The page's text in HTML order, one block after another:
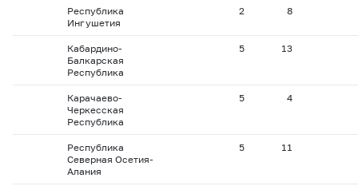
Республика
Ингушетия
2 8
Кабардино-
Балкарская
Республика
5 13
Карачаево-
Черкесская
Республика
5 4
Республика
Северная Осетия-
Алания
5 11